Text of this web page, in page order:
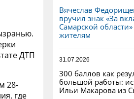
ДТП
28-
где
Вячеслав
вручил знак «За
Самарской
жителям
31.07.2026
300 баллов как
большой работы:
Ильи Макарова из